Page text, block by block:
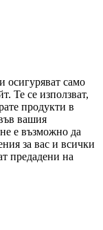
осигуряват само
Те се използват,
продукти в
вашия
е възможно да
за вас и всички
предадени на